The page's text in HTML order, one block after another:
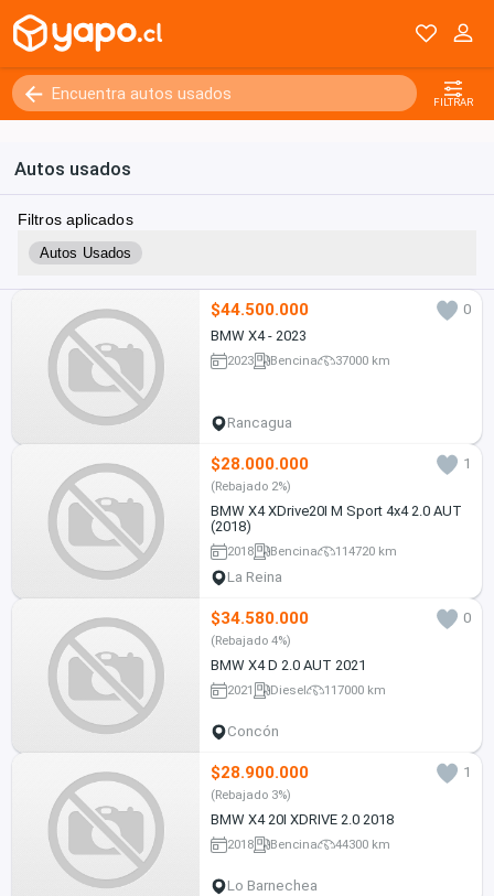
FILTRAR
Autos usados
Filtros aplicados
Autos Usados
$44.500.000
0
BMW X4 - 2023
2023 Bencina 37000 km
Rancagua
$28.000.000 1
(Rebajado 2%)
BMW X4 XDrive20I M Sport 4x4 2.0 AUT
(2018)
2018 Bencina 114720 km
La Reina
$34.580.000 0
(Rebajado 4%)
BMW X4 D 2.0 AUT 2021
2021 Diesel 117000 km
Concón
$28.900.000 1
(Rebajado 3%)
BMW X4 20I XDRIVE 2.0 2018
2018 Bencina 44300 km
Lo Barnechea